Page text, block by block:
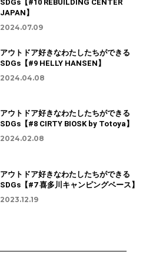
SDGs【#10 REBUILDING CENTER
JAPAN】
2024.07.09
アウトドア好きなわたしたちができる
SDGs【#9 HELLY HANSEN】
2024.04.08
アウトドア好きなわたしたちができる
SDGs【#8 CIRTY BIOSK by Totoya】
2024.02.08
アウトドア好きなわたしたちができる
SDGs【#7 喜多川キャンピングベース】
2023.12.19